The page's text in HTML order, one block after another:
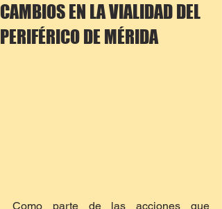
CAMBIOS EN LA VIALIDAD DEL
PERIFÉRICO DE MÉRIDA
Como parte de las acciones que